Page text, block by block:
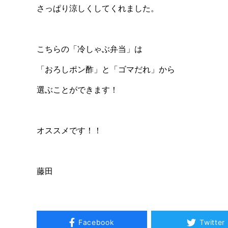
さっぱり涼しくしてくれました。
こちらの「冷しゃぶ弁当」は
「おろしポン酢」と「ゴマだれ」から
選ぶことができます！
オススメです！！
藤田
Facebook Twitter